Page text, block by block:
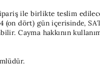
ile birlikte teslim
dört) gün içerisinde,
Cayma hakkının